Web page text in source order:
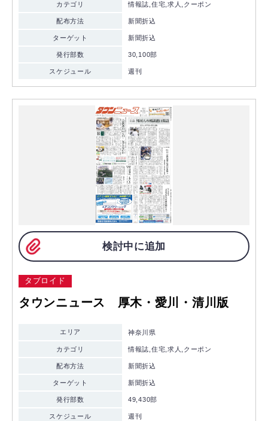
カテゴリ 情報誌,住宅,求人,クーポン
配布方法 新聞折込
ターゲット 新聞折込
発行部数 30,100部
スケジュール 週刊
検討中に追加
タブロイド
タウンニュース 厚木・愛川・清川版
エリア 神奈川県
カテゴリ 情報誌,住宅,求人,クーポン
配布方法 新聞折込
ターゲット 新聞折込
発行部数 49,430部
スケジュール 週刊